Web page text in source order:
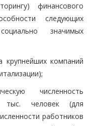
финансового
следующих
значимых
крупнейших компаний
численность
тыс. человек (для
работников